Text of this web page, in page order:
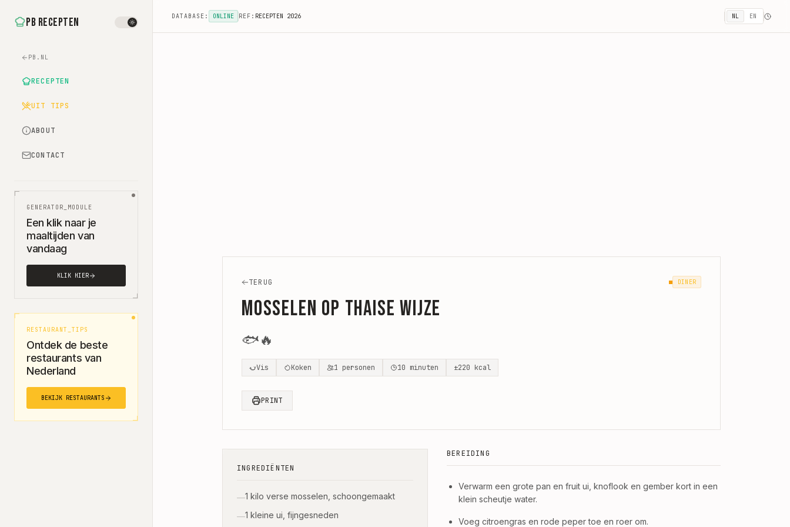
PB Recepten
PB.NL
RECEPTEN
UIT TIPS
ABOUT
CONTACT
GENERATOR_MODULE
Een klik naar je
maaltijden van
vandaag
KLIK HIER
RESTAURANT_TIPS
Ontdek de beste
restaurants van
Nederland
BEKIJK RESTAURANTS
DATABASE: ONLINE REF: RECEPTEN 2026 NL EN
TERUG DINER
Mosselen op Thaise wijze
🐟🔥
Vis Koken 1 personen 10 minuten ±220 kcal
PRINT
INGREDIËNTEN
—1 kilo verse mosselen, schoongemaakt
—1 kleine ui, fijngesneden
BEREIDING
Verwarm een grote pan en fruit ui, knoflook en gember kort in een
klein scheutje water.
Voeg citroengras en rode peper toe en roer om.